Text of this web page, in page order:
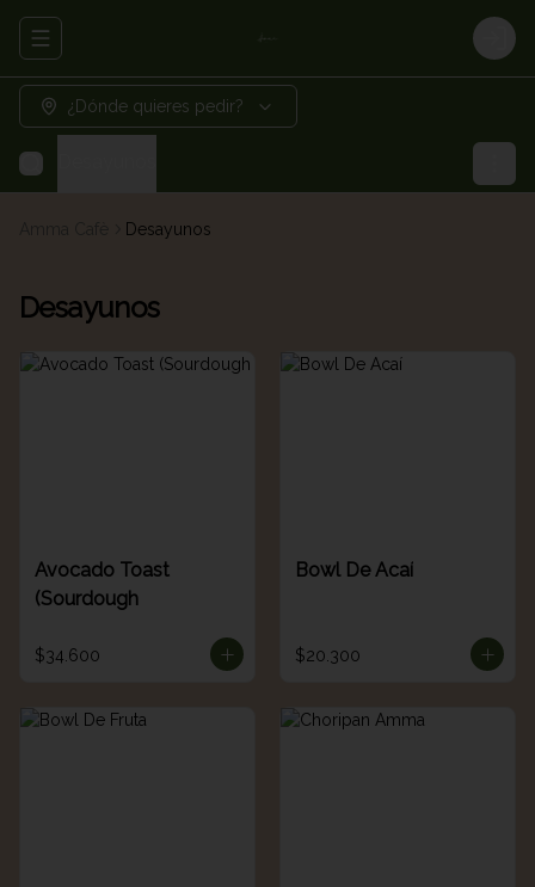
Abrir menu de navegación
¿Dónde quieres pedir?
Desayunos
Desayunos
Avocado Toast
(Sourdough
$34.600
Bowl De Acaí
$20.300